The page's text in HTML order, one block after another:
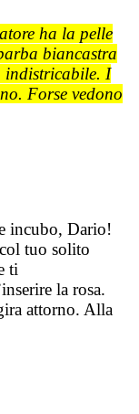
ha la pelle
biancastra
indistricabile. I
Forse vedono
incubo, Dario!
tuo solito
ti
la rosa.
attorno. Alla